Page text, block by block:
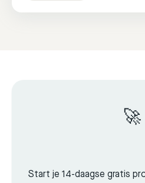
🚀
Start je 14-daagse gratis